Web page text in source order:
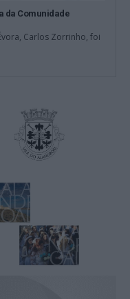
da Comunidade
Carlos Zorrinho, foi